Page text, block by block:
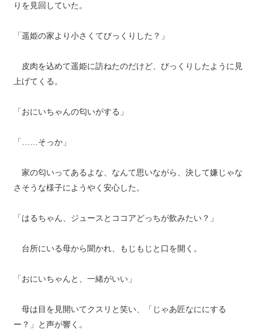
りを見回していた。
「遥姫の家より小さくてびっくりした？」
皮肉を込めて遥姫に訪ねたのだけど、びっくりしたように見
上げてくる。
「おにいちゃんの匂いがする」
「……そっか」
家の匂いってあるよな、なんて思いながら、決して嫌じゃな
さそうな様子にようやく安心した。
「はるちゃん、ジュースとココアどっちが飲みたい？」
台所にいる母から聞かれ、もじもじと口を開く。
「おにいちゃんと、一緒がいい」
母は目を見開いてクスリと笑い、「じゃあ匠なににする
ー？」と声が響く。